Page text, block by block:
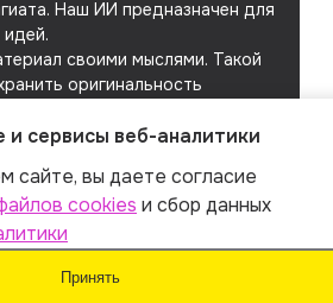
Наш ИИ предназначен для
своими мыслями. Такой
оригинальность
cookieисервисы веб-
сервисов
пользования сайтом.
их использование, поменяйте
и сервисы веб-аналитики
сайте, вы даете согласие
cookies и сбор данных
Принять